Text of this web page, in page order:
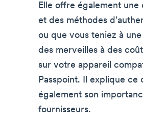
Elle offre également
et des méthodes
ou que vous teniez à
des merveilles à des
sur votre appareil
Passpoint. Il explique
également son
fournisseurs.